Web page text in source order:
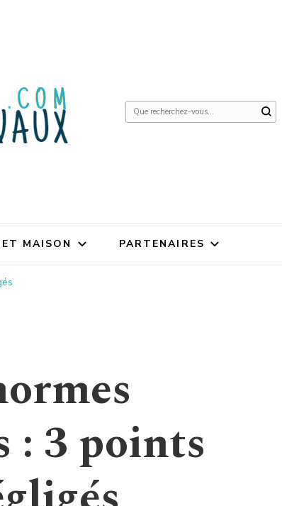
Vous
MAISON PARTENAIRES
: 3 points